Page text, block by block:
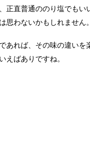
正直普通ののり塩でも
思わないかもしれません
あれば、その味の違い
えばありですね。